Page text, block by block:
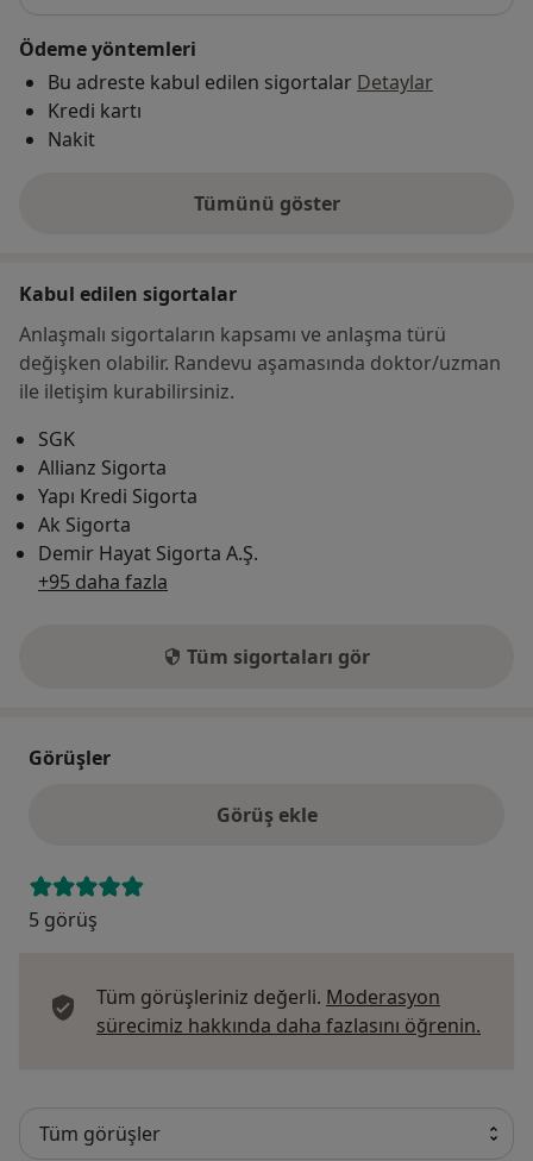
Ödeme yöntemleri
Bu adreste kabul edilen sigortalar Detaylar
Kredi kartı
Nakit
Tümünü göster
adres hakkında
Kabul edilen sigortalar
Anlaşmalı sigortaların kapsamı ve anlaşma türü
değişken olabilir. Randevu aşamasında doktor/uzman
ile iletişim kurabilirsiniz.
SGK
Allianz Sigorta
Yapı Kredi Sigorta
Ak Sigorta
Demir Hayat Sigorta A.Ş.
+95 daha fazla
Tüm sigortaları gör
Görüşler
Görüş ekle
5 görüş
Tüm görüşleriniz değerli. Moderasyon
sürecimiz hakkında daha fazlasını öğrenin.